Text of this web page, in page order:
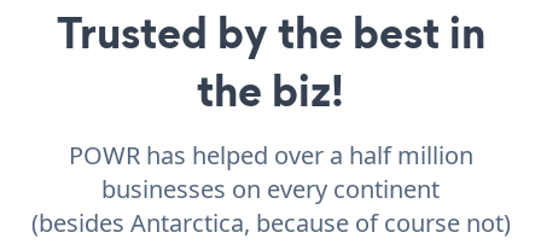
Trusted by the best in
the biz!
POWR has helped over a half million
businesses on every continent
(besides Antarctica, because of course not)